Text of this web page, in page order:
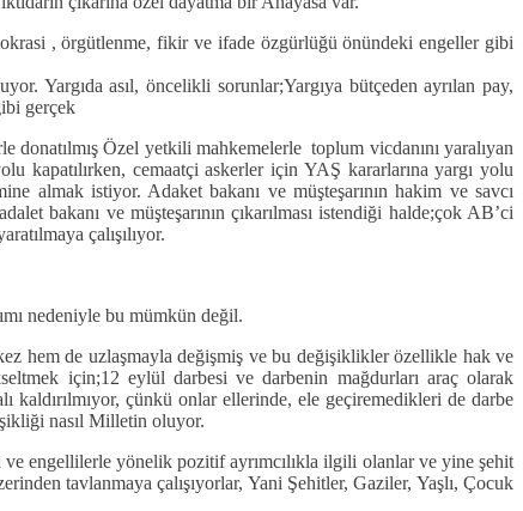
, örgütlenme, fikir ve ifade özgürlüğü önündeki engeller gibi
Yargıda asıl, öncelikli sorunlar;Yargıya bütçeden ayrılan pay,
gerçek
Özel yetkili mahkemelerle toplum vicdanını yaralıyan
kapatılırken, cemaatçi askerler için YAŞ kararlarına yargı yolu
almak istiyor. Adaket bakanı ve müşteşarının hakim ve savcı
bakanı ve müşteşarının çıkarılması istendiği halde;çok AB’ci
çalışılıyor.
nedeniyle bu mümkün değil.
hem de uzlaşmayla değişmiş ve bu değişiklikler özellikle hak ve
için;12 eylül darbesi ve darbenin mağdurları araç olarak
kaldırılmıyor, çünkü onlar ellerinde, ele geçiremedikleri de darbe
nasıl Milletin oluyor.
ve engellilerle yönelik pozitif ayrımcılıkla ilgili olanlar ve yine şehit
tavlanmaya çalışıyorlar, Yani Şehitler, Gaziler, Yaşlı, Çocuk